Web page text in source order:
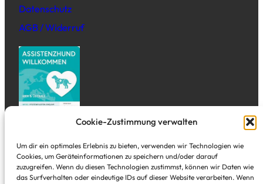
Cookie-Zustimmung verwalten
Um dir ein optimales Erlebnis zu bieten, verwenden wir Technologien wie
Cookies, um Geräteinformationen zu speichern und/oder darauf
zuzugreifen. Wenn du diesen Technologien zustimmst, können wir Daten wie
das Surfverhalten oder eindeutige IDs auf dieser Website verarbeiten. Wenn
Datenschutz
AGB / Widerruf
Adresse
Tal Studio